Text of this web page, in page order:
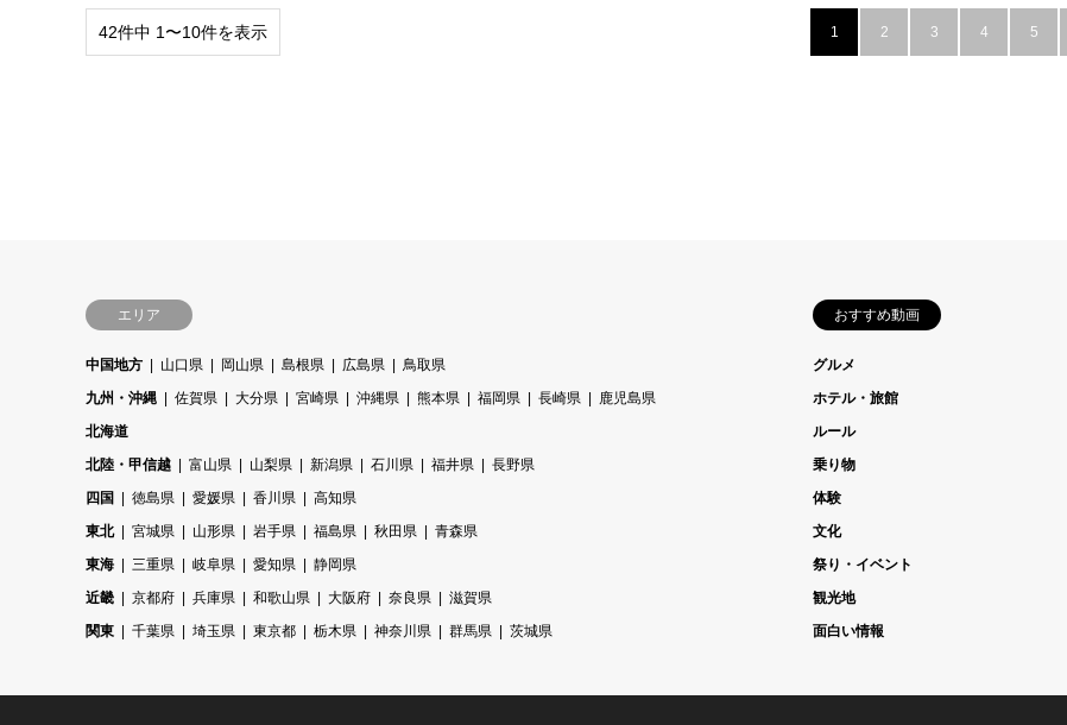
42件中 1〜10件を表示 1 2 3 4 5
エリア
中国地方 山口県 岡山県 島根県 広島県
鳥取県
九州・沖縄
佐賀県 大分県 宮崎県 沖縄県 熊本県 福岡県 長崎県
鹿児島県
北海道
北陸・甲信越
富山県 山梨県 新潟県 石川県 福井県
長野県
四国
徳島県 愛媛県 香川県
高知県
東北
宮城県 山形県 岩手県 福島県 秋田県
青森県
東海
三重県 岐阜県 愛知県
静岡県
近畿
京都府 兵庫県 和歌山県 大阪府 奈良県
滋賀県
関東
千葉県 埼玉県 東京都 栃木県 神奈川県 群馬県 茨城県
おすすめ動画
グルメ
ホテル・旅館
ルール
乗り物
体験
文化
祭り・イベント
観光地
面白い情報